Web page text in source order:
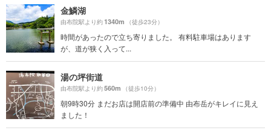
金鱗湖
由布院駅より約1340m （徒歩23分）
時間があったので立ち寄りました。 有料駐車場はあります
が、道が狭く入って...
湯の坪街道
由布院駅より約560m （徒歩10分）
朝9時30分 まだお店は開店前の準備中 由布岳がキレイに見え
ました！